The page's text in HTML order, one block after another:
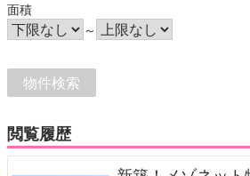
面積
～
閲覧履歴